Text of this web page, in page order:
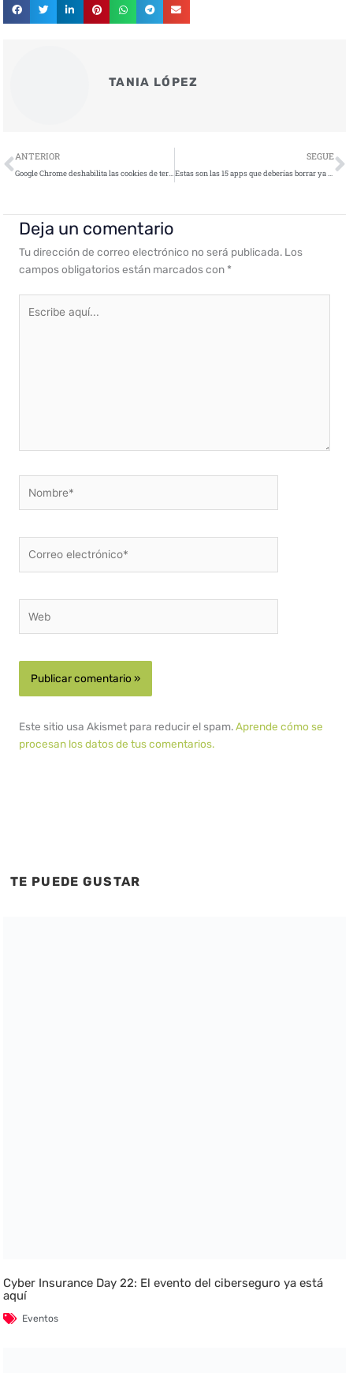
TANIA LÓPEZ
Ant
ANTERIOR
Google Chrome deshabilita las cookies de terceros para el 1% de los usuarios
SEGUE
Estas son las 15 apps que deberías borrar ya de tu móvil
Deja un comentario
Tu dirección de correo electrónico no será publicada. Los
campos obligatorios están marcados con *
aquí...
electrónico*
Este sitio usa Akismet para reducir el spam.Aprende cómo se
procesan los datos de tus comentarios.
TE PUEDE GUSTAR
Cyber Insurance Day 22: El evento del ciberseguro ya está
aquí
Eventos